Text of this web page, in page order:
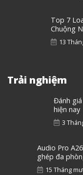
Top 7
Chuộng
13
Trải nghiệm
Đánh
hiện nay
3
Audio Pro
ghép đa
15 Tháng